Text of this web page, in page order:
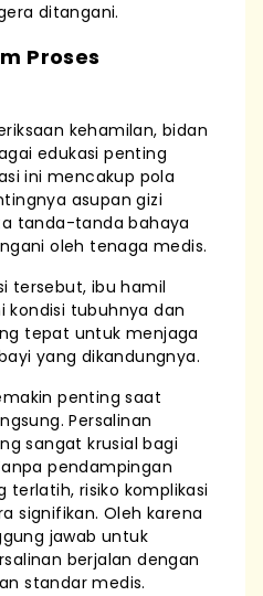
ditangani.
Proses
kehamilan, bidan
edukasi penting
ini mencakup pola
asupan gizi
tanda-tanda bahaya
oleh tenaga medis.
tersebut, ibu hamil
tubuhnya dan
tepat untuk menjaga
yang dikandungnya.
penting saat
Persalinan
sangat krusial bagi
pendampingan
terlatih, risiko komplikasi
signifikan. Oleh karena
jawab untuk
berjalan dengan
standar medis.